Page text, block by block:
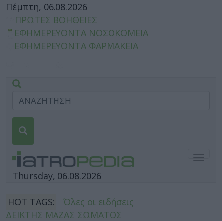
Πέμπτη, 06.08.2026
ΠΡΩΤΕΣ ΒΟΗΘΕΙΕΣ
ΕΦΗΜΕΡΕΥΟΝΤΑ ΝΟΣΟΚΟΜΕΙΑ
ΕΦΗΜΕΡΕΥΟΝΤΑ ΦΑΡΜΑΚΕΙΑ
Thursday, 06.08.2026
HOT TAGS:
Όλες οι ειδήσεις
ΔΕΙΚΤΗΣ ΜΑΖΑΣ ΣΩΜΑΤΟΣ